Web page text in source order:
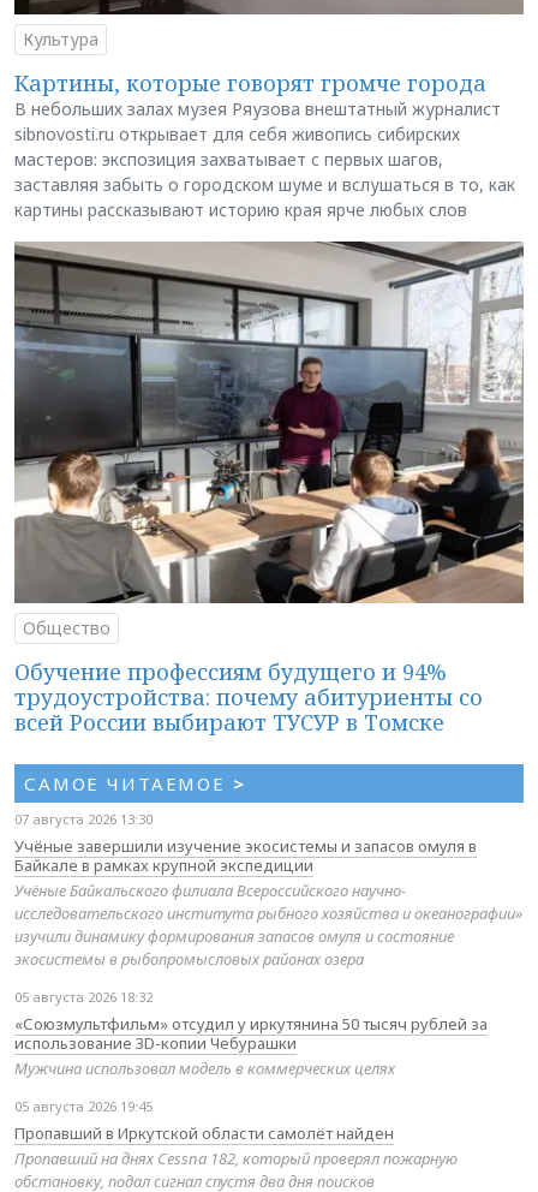
Культура
Картины, которые говорят громче города
В небольших залах музея Ряузова внештатный журналист
sibnovosti.ru открывает для себя живопись сибирских
мастеров: экспозиция захватывает с первых шагов,
заставляя забыть о городском шуме и вслушаться в то, как
картины рассказывают историю края ярче любых слов
Общество
Обучение профессиям будущего и 94%
трудоустройства: почему абитуриенты со
всей России выбирают ТУСУР в Томске
САМОЕ ЧИТАЕМОЕ >
07 августа 2026 13:30
Учёные завершили изучение экосистемы и запасов омуля в
Байкале в рамках крупной экспедиции
Учёные Байкальского филиала Всероссийского научно-
исследовательского института рыбного хозяйства и океанографии»
изучили динамику формирования запасов омуля и состояние
экосистемы в рыбопромысловых районах озера
05 августа 2026 18:32
«Союзмультфильм» отсудил у иркутянина 50 тысяч рублей за
использование 3D-копии Чебурашки
Мужчина использовал модель в коммерческих целях
05 августа 2026 19:45
Пропавший в Иркутской области самолёт найден
Пропавший на днях Cessna 182, который проверял пожарную
обстановку, подал сигнал спустя два дня поисков